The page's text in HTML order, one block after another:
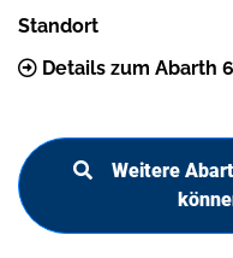
Standort
Details zum Abarth
Weitere